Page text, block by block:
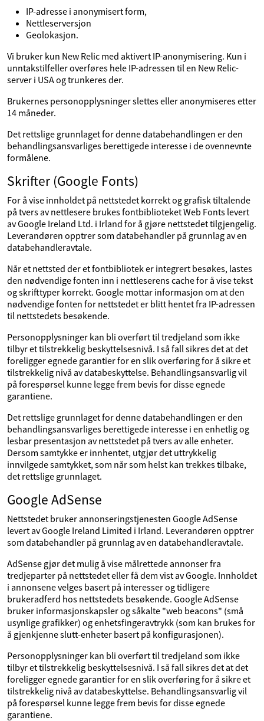
IP-adresse i anonymisert form,
Nettleserversjon
Geolokasjon.
Vi bruker kun New Relic med aktivert IP-anonymisering. Kun i
unntakstilfeller overføres hele IP-adressen til en New Relic-
server i USA og trunkeres der.
Brukernes personopplysninger slettes eller anonymiseres etter
14 måneder.
Det rettslige grunnlaget for denne databehandlingen er den
behandlingsansvarliges berettigede interesse i de ovennevnte
formålene.
Skrifter (Google Fonts)
For å vise innholdet på nettstedet korrekt og grafisk tiltalende
på tvers av nettlesere brukes fontbiblioteket Web Fonts levert
av Google Ireland Ltd. i Irland for å gjøre nettstedet tilgjengelig.
Leverandøren opptrer som databehandler på grunnlag av en
databehandleravtale.
Når et nettsted der et fontbibliotek er integrert besøkes, lastes
den nødvendige fonten inn i nettleserens cache for å vise tekst
og skrifttyper korrekt. Google mottar informasjon om at den
nødvendige fonten for nettstedet er blitt hentet fra IP-adressen
til nettstedets besøkende.
Personopplysninger kan bli overført til tredjeland som ikke
tilbyr et tilstrekkelig beskyttelsesnivå. I så fall sikres det at det
foreligger egnede garantier for en slik overføring for å sikre et
tilstrekkelig nivå av databeskyttelse. Behandlingsansvarlig vil
på forespørsel kunne legge frem bevis for disse egnede
garantiene.
Det rettslige grunnlaget for denne databehandlingen er den
behandlingsansvarliges berettigede interesse i en enhetlig og
lesbar presentasjon av nettstedet på tvers av alle enheter.
Dersom samtykke er innhentet, utgjør det uttrykkelig
innvilgede samtykket, som når som helst kan trekkes tilbake,
det rettslige grunnlaget.
Google AdSense
Nettstedet bruker annonseringstjenesten Google AdSense
levert av Google Ireland Limited i Irland. Leverandøren opptrer
som databehandler på grunnlag av en databehandleravtale.
AdSense gjør det mulig å vise målrettede annonser fra
tredjeparter på nettstedet eller få dem vist av Google. Innholdet
i annonsene velges basert på interesser og tidligere
brukeradferd hos nettstedets besøkende. Google AdSense
bruker informasjonskapsler og såkalte "web beacons" (små
usynlige grafikker) og enhetsfingeravtrykk (som kan brukes for
å gjenkjenne slutt-enheter basert på konfigurasjonen).
Personopplysninger kan bli overført til tredjeland som ikke
tilbyr et tilstrekkelig beskyttelsesnivå. I så fall sikres det at det
foreligger egnede garantier for en slik overføring for å sikre et
tilstrekkelig nivå av databeskyttelse. Behandlingsansvarlig vil
på forespørsel kunne legge frem bevis for disse egnede
garantiene.